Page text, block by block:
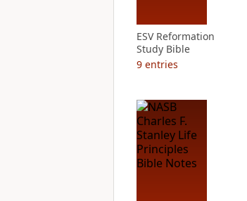
ESV Reformation
Study Bible
9 entries